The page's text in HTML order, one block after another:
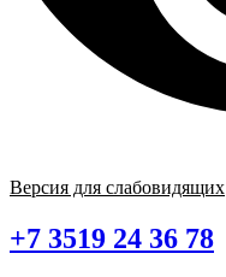
Версия для слабовидящих
+7 3519 24 36 78